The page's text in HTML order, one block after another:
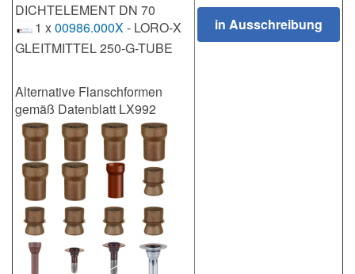
DICHTELEMENT DN 70
1 x00986.000X- LORO-X
GLEITMITTEL 250-G-TUBE
Alternative Flanschformen
gemäß Datenblatt LX992